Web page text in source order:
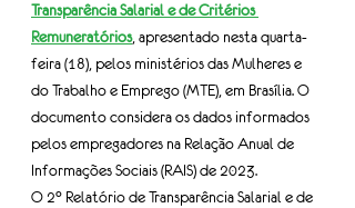
Transparência Salarial e de Critérios
Remuneratórios, apresentado nesta quarta-
feira (18), pelos ministérios das Mulheres e
do Trabalho e Emprego (MTE), em Brasília. O
documento considera os dados informados
pelos empregadores na Relação Anual de
Informações Sociais (RAIS) de 2023.
O 2° Relatório de Transparência Salarial e de